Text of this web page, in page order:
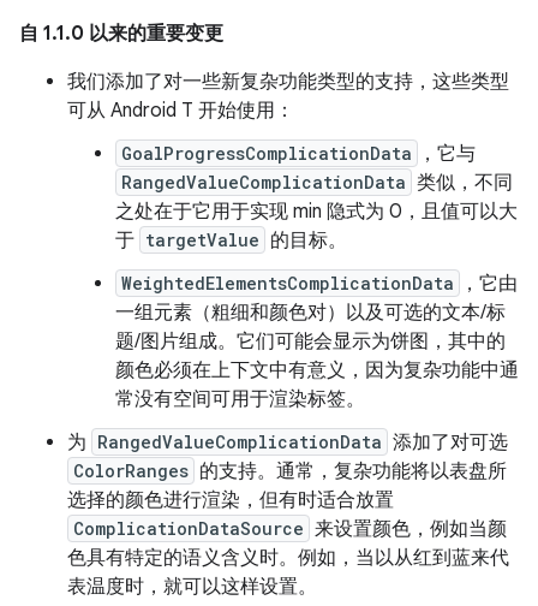
自 1.1.0 以来的重要变更
我们添加了对一些新复杂功能类型的支持，这些类型
可从 Android T 开始使用：
GoalProgressComplicationData ，它与
RangedValueComplicationData 类似，不同
之处在于它用于实现 min 隐式为 0，且值可以大
于 targetValue 的目标。
WeightedElementsComplicationData
，它由
一组元素（粗细和颜色对）以及可选的文本/标
题/图片组成。它们可能会显示为饼图，其中的
颜色必须在上下文中有意义，因为复杂功能中通
常没有空间可用于渲染标签。
为 RangedValueComplicationData 添加了对可选
ColorRanges 的支持。通常，复杂功能将以表盘所
选择的颜色进行渲染，但有时适合放置
ComplicationDataSource 来设置颜色，例如当颜
色具有特定的语义含义时。例如，当以从红到蓝来代
表温度时，就可以这样设置。